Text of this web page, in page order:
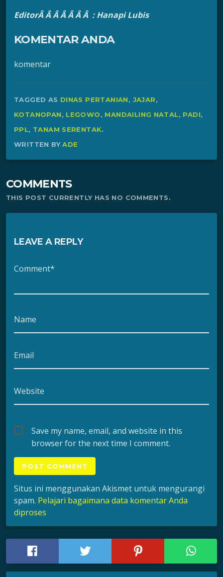
EditorÂ Â Â Â Â Â Â : Hanapi Lubis
KOMENTAR ANDA
komentar
TAGGED AS DINAS PERTANIAN, JAJAR,
KOTANOPAN, LEGOWO, MANDAILING NATAL, PADI,
PPL, TANAM SERENTAK.
WRITTEN BYADE
COMMENTS
THIS POST CURRENTLY HAS NO COMMENTS.
LEAVE A REPLY
Comment*
Name
Email
Website
Save my name, email, and website in this
browser for the next time I comment.
Situs ini menggunakan Akismet untuk mengurangi
spam. Pelajari bagaimana data komentar Anda
diproses